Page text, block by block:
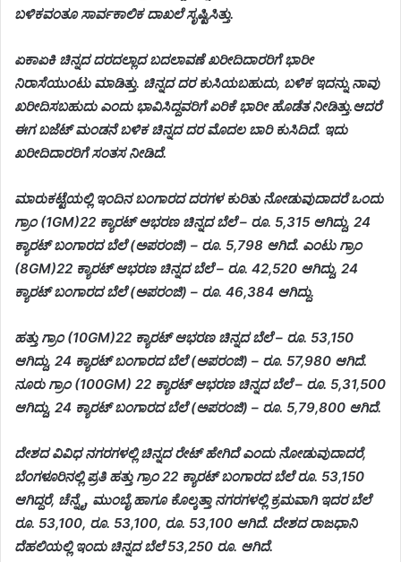
ಬಳಿಕವಂತೂ ಸಾರ್ವಕಾಲಿಕ ದಾಖಲೆ ಸೃಷ್ಟಿಸಿತ್ತು.
ಏಕಾಏಕಿ ಚಿನ್ನದ ದರದಲ್ಲಾದ ಬದಲಾವಣೆ ಖರೀದಿದಾರರಿಗೆ ಭಾರೀ
ನಿರಾಸೆಯುಂಟು ಮಾಡಿತ್ತು. ಚಿನ್ನದ ದರ ಕುಸಿಯಬಹುದು, ಬಳಿಕ ಇದನ್ನು ನಾವು
ಖರೀದಿಸಬಹುದು ಎಂದು ಭಾವಿಸಿದ್ದವರಿಗೆ ಏರಿಕೆ ಭಾರೀ ಹೊಡೆತ ನೀಡಿತ್ತು.ಆದರೆ
ಈಗ ಬಜೆಟ್​ ಮಂಡನೆ ಬಳಿಕ ಚಿನ್ನದ ದರ ಮೊದಲ ಬಾರಿ ಕುಸಿದಿದೆ. ಇದು
ಖರೀದಿದಾರರಿಗೆ ಸಂತಸ ನೀಡಿದೆ.
ಮಾರುಕಟ್ಟೆಯಲ್ಲಿ ಇಂದಿನ ಬಂಗಾರದ ದರಗಳ ಕುರಿತು ನೋಡುವುದಾದರೆ ಒಂದು
ಗ್ರಾಂ (1GM)22 ಕ್ಯಾರಟ್ ಆಭರಣ ಚಿನ್ನದ ಬೆಲೆ – ರೂ. 5,315 ಆಗಿದ್ದು, 24
ಕ್ಯಾರಟ್ ಬಂಗಾರದ ಬೆಲೆ (ಅಪರಂಜಿ) – ರೂ. 5,798 ಆಗಿದೆ. ಎಂಟು ಗ್ರಾಂ
(8GM)22 ಕ್ಯಾರಟ್ ಆಭರಣ ಚಿನ್ನದ ಬೆಲೆ – ರೂ. 42,520 ಆಗಿದ್ದು, 24
ಕ್ಯಾರಟ್ ಬಂಗಾರದ ಬೆಲೆ (ಅಪರಂಜಿ) – ರೂ. 46,384 ಆಗಿದ್ದು.
ಹತ್ತು ಗ್ರಾಂ (10GM)22 ಕ್ಯಾರಟ್ ಆಭರಣ ಚಿನ್ನದ ಬೆಲೆ – ರೂ. 53,150
ಆಗಿದ್ದು, 24 ಕ್ಯಾರಟ್ ಬಂಗಾರದ ಬೆಲೆ (ಅಪರಂಜಿ) – ರೂ. 57,980 ಆಗಿದೆ.
ನೂರು ಗ್ರಾಂ (100GM) 22 ಕ್ಯಾರಟ್ ಆಭರಣ ಚಿನ್ನದ ಬೆಲೆ – ರೂ. 5,31,500
ಆಗಿದ್ದು, 24 ಕ್ಯಾರಟ್ ಬಂಗಾರದ ಬೆಲೆ (ಅಪರಂಜಿ) – ರೂ. 5,79,800 ಆಗಿದೆ.
ದೇಶದ ವಿವಿಧ ನಗರಗಳಲ್ಲಿ ಚಿನ್ನದ ರೇಟ್​ ಹೇಗಿದೆ ಎಂದು ನೋಡುವುದಾದರೆ,
ಬೆಂಗಳೂರಿನಲ್ಲಿ ಪ್ರತಿ ಹತ್ತು ಗ್ರಾಂ 22 ಕ್ಯಾರಟ್ ಬಂಗಾರದ ಬೆಲೆ ರೂ. 53,150
ಆಗಿದ್ದರೆ, ಚೆನ್ನೈ, ಮುಂಬೈ ಹಾಗೂ ಕೊಲ್ಕತ್ತಾ ನಗರಗಳಲ್ಲಿ ಕ್ರಮವಾಗಿ ಇದರ ಬೆಲೆ
ರೂ. 53,100, ರೂ. 53,100, ರೂ. 53,100 ಆಗಿದೆ. ದೇಶದ ರಾಜಧಾನಿ
ದೆಹಲಿಯಲ್ಲಿ ಇಂದು ಚಿನ್ನದ ಬೆಲೆ 53,250 ರೂ. ಆಗಿದೆ.